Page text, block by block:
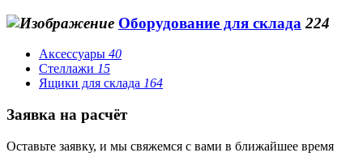
Оборудование для склада 224
Аксессуары 40
Стеллажи 15
Ящики для склада 164
Заявка на расчёт
Оставьте заявку, и мы свяжемся с вами в ближайшее время